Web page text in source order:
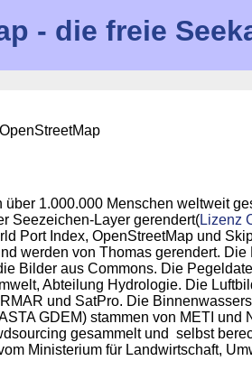
- die freie
über 1.000.000 Menschen weltweit
Seezeichen-Layer gerendert(Lizenz
Port Index, OpenStreetMap und
werden von Thomas gerendert.
Bilder aus Commons. Die
Abteilung Hydrologie. Die
und SatPro. Die
GDEM) stammen von METI
gesammelt und selbst
Ministerium für Landwirtschaft,